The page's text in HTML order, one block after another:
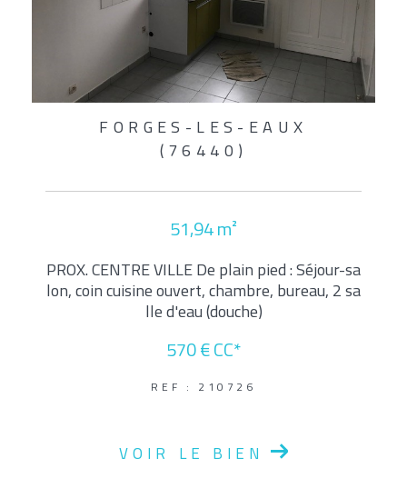
FORGES-LES-EAUX
(76440)
51,94 m²
PROX. CENTRE VILLE De plain pied : Séjour-sa
lon, coin cuisine ouvert, chambre, bureau, 2 sa
lle d'eau (douche)
570 € CC*
REF : 210726
VOIR LE BIEN